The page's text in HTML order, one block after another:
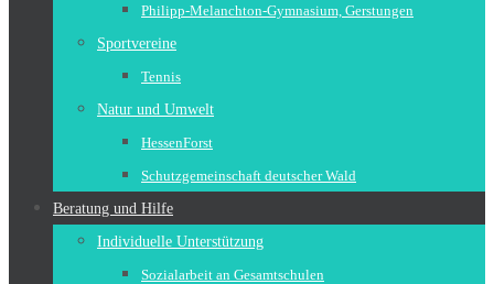
Philipp-Melanchton-Gymnasium, Gerstungen
Sportvereine
Tennis
Natur und Umwelt
HessenForst
Schutzgemeinschaft deutscher Wald
Beratung und Hilfe
Individuelle Unterstützung
Sozialarbeit an Gesamtschulen